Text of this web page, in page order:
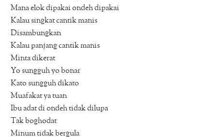
Mana elok dipakai ondeh dipakai
Kalau singkat cantik manis
Disambungkan
Kalau panjang cantik manis
Minta dikerat
Yo sungguh yo bonar
Kato sungguh dikato
Muafakat ya tuan
Ibu adat di ondeh tidak dilupa
Tak boghodat
Minum tidak bergula